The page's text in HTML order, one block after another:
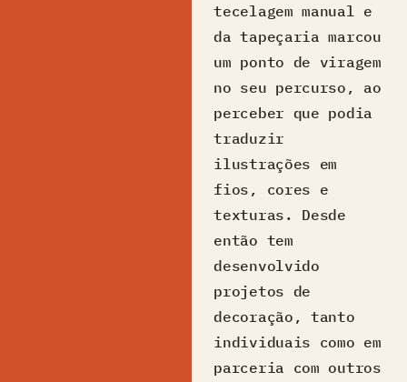
tecelagem manual e
da tapeçaria marcou
um ponto de viragem
no seu percurso, ao
perceber que podia
traduzir
ilustrações em
fios, cores e
texturas. Desde
então tem
desenvolvido
projetos de
decoração, tanto
individuais como em
parceria com outros